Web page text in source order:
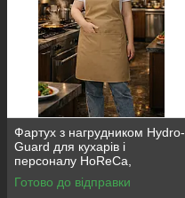
Фартух з нагрудником Hydro-
Guard для кухарів і
персоналу HoReCa,
водовідштовхувальний
бежевий
Готово до відправки